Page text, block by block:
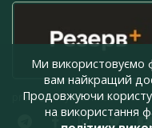
press@armyinform.com.ua
Ми використовуємо
вам найкращий
Продовжуючи
на використання